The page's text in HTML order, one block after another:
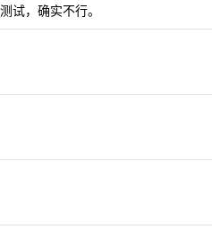
试，确实不行。